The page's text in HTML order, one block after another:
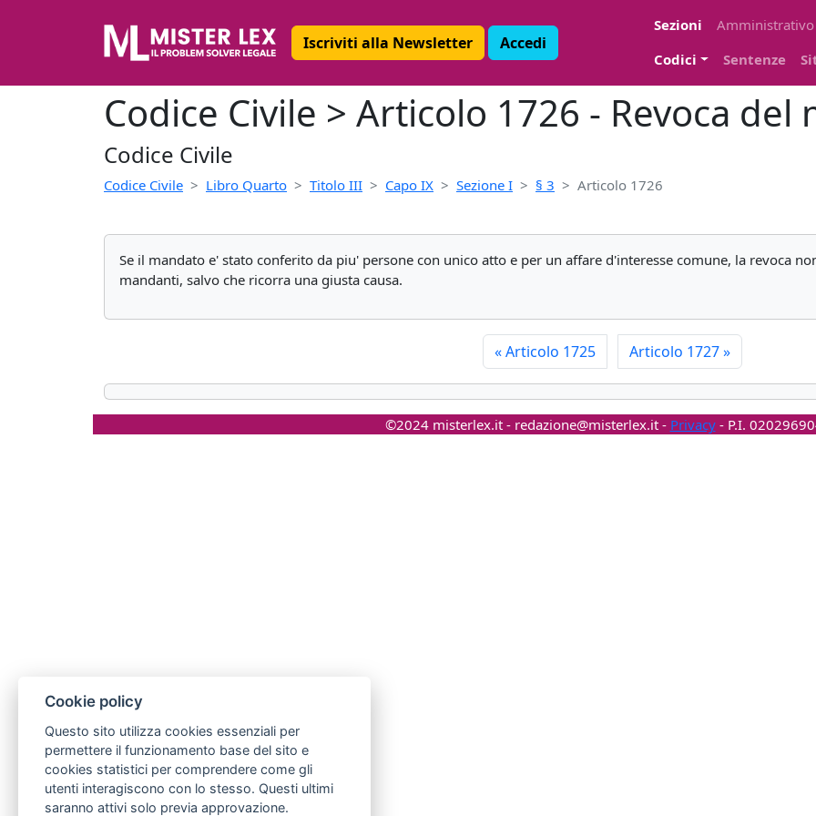
Iscriviti alla Newsletter Accedi
Sezioni
Amministrativo
Codici
Sentenze
Codice Civile > Articolo 1726 - Revoca
Codice Civile
Codice Civile Libro Quarto Titolo III Capo IX Sezione I § 3 Articolo 1726
Se il mandato e' stato conferito da piu' persone con unico atto e per un affare d'interesse comune, la revoca
mandanti, salvo che ricorra una giusta causa.
«Articolo 1725 Articolo 1727»
©2024 misterlex.it - redazione@misterlex.it- Privacy- P.I.
Cookie policy
Questo sito utilizza cookies essenziali per
permettere il funzionamento base del sito e
cookies statistici per comprendere come gli
utenti interagiscono con lo stesso. Questi ultimi
saranno attivi solo previa approvazione.